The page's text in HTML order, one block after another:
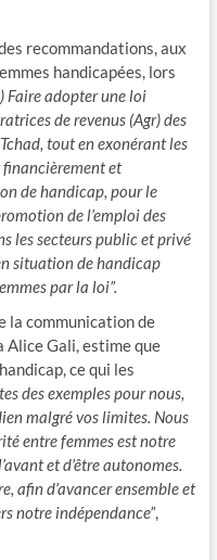
recommandations, aux
handicapées, lors
Faire adopter une loi
de revenus (Agr) des
tout en exonérant les
financièrement et
de handicap, pour le
de l’emploi des
les secteurs public et privé
situation de handicap
par la loi”.
la communication de
Alice Gali, estime que
ce qui les
des exemples pour nous,
malgré vos limites. Nous
entre femmes est notre
et d’être autonomes.
afin d’avancer ensemble et
notre indépendance”,